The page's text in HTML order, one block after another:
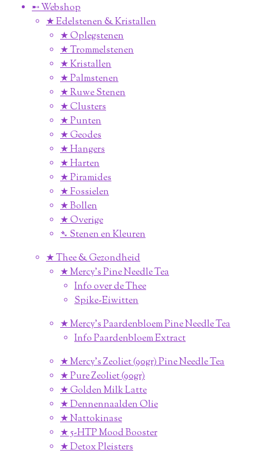
➸ Webshop
★ Edelstenen & Kristallen
★ Oplegstenen
★ Trommelstenen
★ Kristallen
★ Palmstenen
★ Ruwe Stenen
★ Clusters
★ Punten
★ Geodes
★ Hangers
★ Harten
★ Piramides
★ Fossielen
★ Bollen
★ Overige
➴ Stenen en Kleuren
★ Thee & Gezondheid
★ Mercy's Pine Needle Tea
Info over de Thee
Spike-Eiwitten
★ Mercy's Paardenbloem Pine Needle Tea
Info Paardenbloem Extract
★ Mercy's Zeoliet (90gr) Pine Needle Tea
★ Pure Zeoliet (90gr)
★ Golden Milk Latte
★ Dennennaalden Olie
★ Nattokinase
★ 5-HTP Mood Booster
★ Detox Pleisters